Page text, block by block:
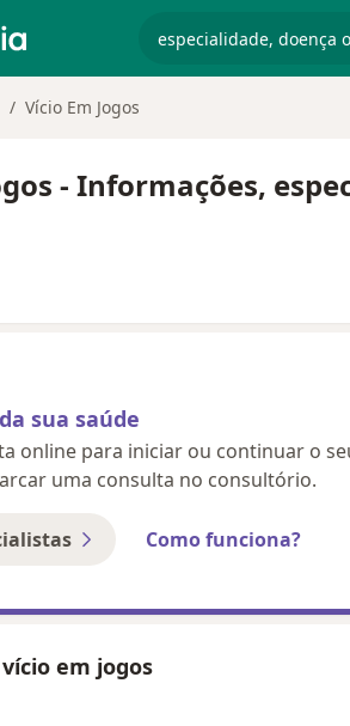
Vício Em Jogos
- Informações,
sua saúde
online para iniciar ou continuar o
uma consulta no consultório.
Como funciona?
em jogos